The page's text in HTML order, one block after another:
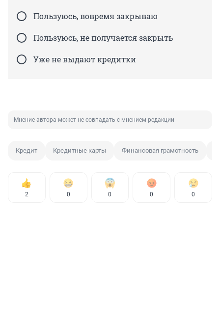
Пользуюсь, вовремя закрываю
Пользуюсь, не получается закрыть
Уже не выдают кредитки
Мнение автора может не совпадать с мнением редакции
Кредит Кредитные карты Финансовая грамотность
2 0 0 0 0